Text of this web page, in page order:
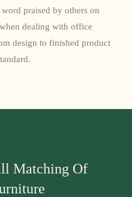
praised by others on
dealing with office
design to finished product
Matching Of